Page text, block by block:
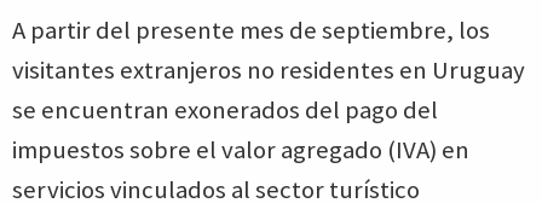
A partir del presente mes de septiembre, los
visitantes extranjeros no residentes en Uruguay
se encuentran exonerados del pago del
impuestos sobre el valor agregado (IVA) en
servicios vinculados al sector turístico